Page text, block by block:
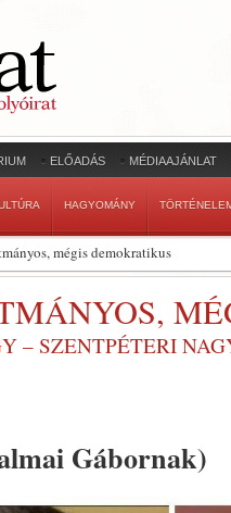
ELŐADÁS MÉDIAAJÁNLAT
HAGYOMÁNY
mégis demokratikus
– SZENTPÉTERI
Gábornak)